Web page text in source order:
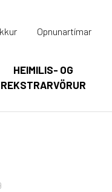
HEIMILIS- OG
REKSTRARVÖRUR
Opnunartímar
þín